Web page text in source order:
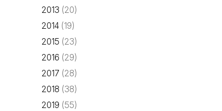
2013 (20)
2014 (19)
2015 (23)
2016 (29)
2017 (28)
2018 (38)
2019 (55)